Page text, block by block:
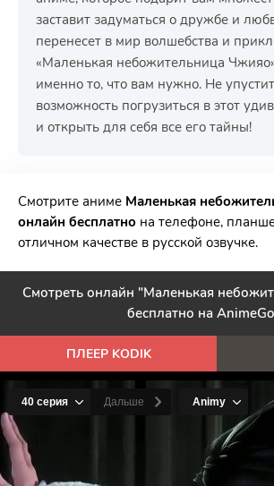
заставит задуматься о дружбе и
перенесет в мир волшебства и
«Маленькая небожительница
именно то, что вам нужно. Не
возможность погрузиться в этот
и открыть для себя все его тайны!
Смотрите аниме Маленькая
онлайн бесплатно на телефоне,
отличном качестве в русской озвучке.
Смотреть онлайн "Маленькая
бесплатно на AnimeGo
ПЛЕЕР KODIK